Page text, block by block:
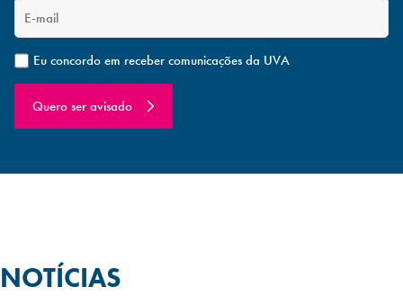
Eu concordo em receber comunicações da UVA
Quero ser avisado
NOTÍCIAS